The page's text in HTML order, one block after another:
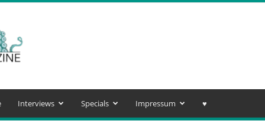
Interviews Specials Impressum ♥️